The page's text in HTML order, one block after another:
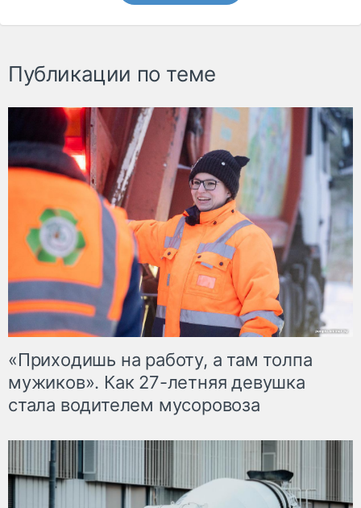
Публикации по теме
«Приходишь на работу, а там толпа
мужиков». Как 27-летняя девушка
стала водителем мусоровоза